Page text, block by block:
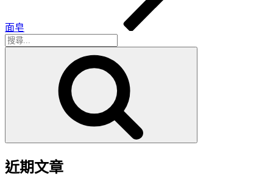
面皂
搜
近期文章